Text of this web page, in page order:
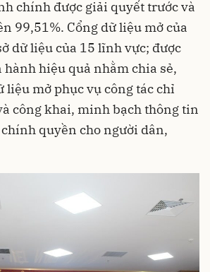
chính được giải quyết trước và
99,51%. Cổng dữ liệu mở của
dữ liệu của 15 lĩnh vực; được
hành hiệu quả nhằm chia sẻ,
liệu mở phục vụ công tác chỉ
công khai, minh bạch thông tin
quyền cho người dân,